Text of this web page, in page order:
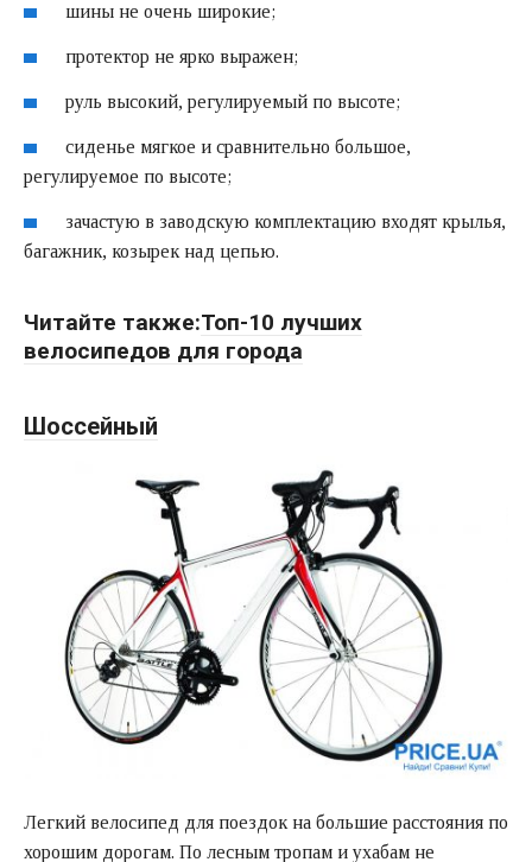
шины не очень широкие;
протектор не ярко выражен;
руль высокий, регулируемый по высоте;
сиденье мягкое и сравнительно большое,
регулируемое по высоте;
зачастую в заводскую комплектацию входят крылья,
багажник, козырек над цепью.
Читайте также:Топ-10 лучших
велосипедов для города
Шоссейный
Легкий велосипед для поездок на большие расстояния по
хорошим дорогам. По лесным тропам и ухабам не